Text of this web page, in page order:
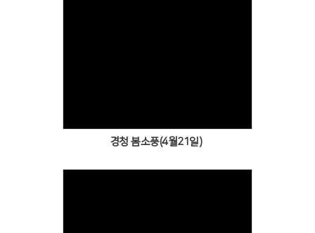
경청 봄소풍(4월21일)